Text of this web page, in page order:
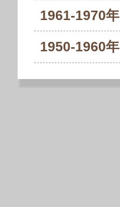
1961-1970年
1950-1960年